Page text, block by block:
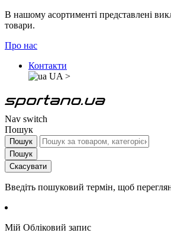
В нашому асортименті представлені
товари.
Про нас
Контакти
UA >
Nav switch
Пошук
Пошук
Пошук
Скасувати
Введіть пошуковий термін, щоб
Мій Обліковий запис